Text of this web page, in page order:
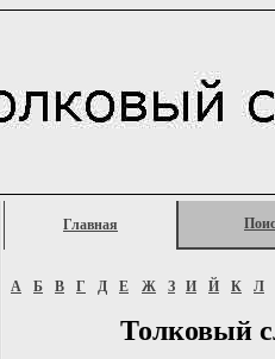
Главная
А Б В Г Д Е Ж З И Й К Л
Толковый